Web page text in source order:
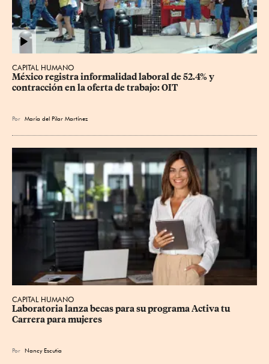
CAPITAL HUMANO
México registra informalidad laboral de 52.4% y
contracción en la oferta de trabajo: OIT
Por María del Pilar Martínez
CAPITAL HUMANO
Laboratoria lanza becas para su programa Activa tu
Carrera para mujeres
Por Nancy Escutia